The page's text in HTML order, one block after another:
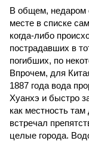
В общем, недаром
месте в списке
когда-либо
пострадавших в
погибших, по
Впрочем, для
1887 года вода
Хуанхэ и быстро
как местность
встречал
целые города.